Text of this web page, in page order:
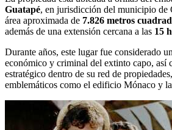
Guatapé, en jurisdicción del municipio de
área aproximada de 7.826 metros
además de una extensión cercana a las 15
Durante años, este lugar fue considerado
económico y criminal del extinto capo, así
estratégico dentro de su red de
emblemáticos como el edificio Mónaco y